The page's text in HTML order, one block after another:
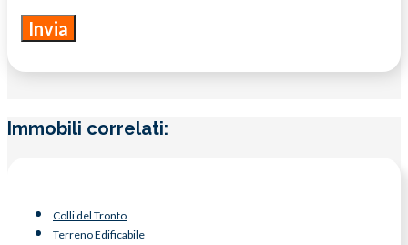
Immobili correlati:
Colli del Tronto
Terreno Edificabile